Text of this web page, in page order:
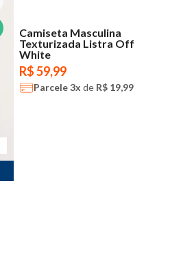
Camiseta Masculina
Texturizada Listra Off
White
R$ 59,99
Parcele3x de R$ 19,99